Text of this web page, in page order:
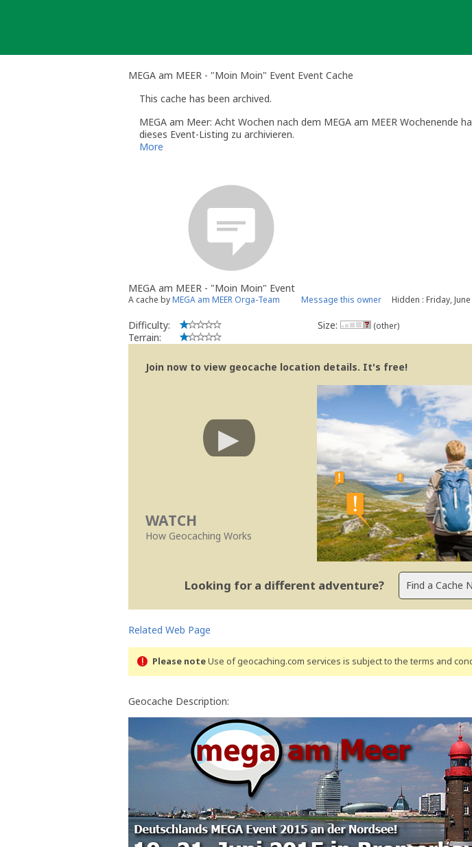
MEGA am MEER - "Moin Moin" Event Event Cache
This cache has been archived.
MEGA am Meer: Acht Wochen nach dem MEGA am MEER
dieses Event-Listing zu archivieren.
Wir danken allen fürs Mitmachen, trotz durchwachsenem Wetter und
Viele Grüße aus Bremerhaven,
euer MEGA am MEER Orga-Team
More
MEGA am MEER - "Moin Moin" Event
A cache byMEGA am MEER Orga-Team Message this owner Hidden : Friday,
Difficulty:
Terrain:
Size: (other)
Join now to view geocache location details. It's free!
WATCH
How Geocaching Works
Looking for a different adventure?
Related Web Page
Please noteUse of geocaching.com services is subject to the terms and
Geocache Description: